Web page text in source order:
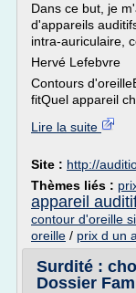
Dans ce but, je
d'appareils
intra-auriculaire,
Hervé Lefebvre
Contours
fitQuel appareil
Lire la suite
Site : http://
Thèmes liés :
appareil
contour d'oreille
oreille / prix d un
Surdité :
Dossier